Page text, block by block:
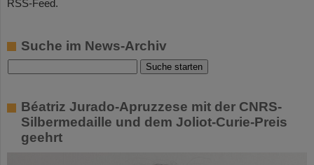
RSS-Feed.
Suche im News-Archiv
Béatriz Jurado-Apruzzese mit der CNRS-
Silbermedaille und dem Joliot-Curie-Preis
geehrt